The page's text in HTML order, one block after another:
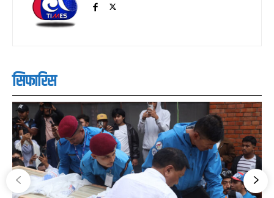
सिफारिस